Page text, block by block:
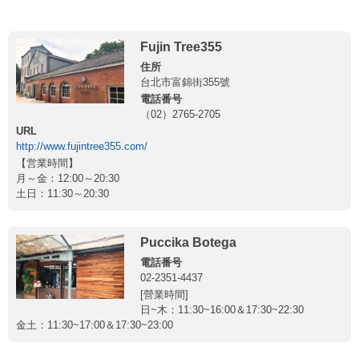
Fujin Tree355
住所
台北市富錦街355號
電話番号
（02）2765-2705
URL
http://www.fujintree355.com/
【営業時間】
月～金：12:00～20:30
土日：11:30～20:30
Puccika Botega
電話番号
02-2351-4437
[營業時間]
日~木：11:30~16:00＆17:30~22:30
金土：11:30~17:00＆17:30~23:00